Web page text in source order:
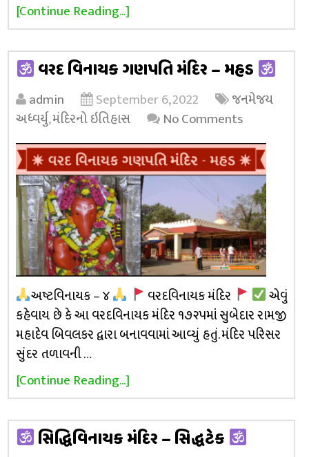
[Continue Reading...]
વરદ વિનાયક ગણપતિ મંદિર – મહડ
admin September 6, 2022
જનમેજય
અધ્વર્યુ,મંદિરનો ઇતિહાસ No Comments
અષ્ટવિનાયક – ૪ વરદવિનાયક મંદિર
એવું
કહેવાય છે કે આ વરદવિનાયક મંદિર ૧૭૨૫માં સુબેદાર રામજી
મહાદેવ બિવલકર દ્વારા બનાવવામાં આવ્યું હતું. મંદિર પરિસર
સુંદર તળાવની …
[Continue Reading...]
સિદ્ધિવિનાયક મંદિર – સિદ્ધટેક